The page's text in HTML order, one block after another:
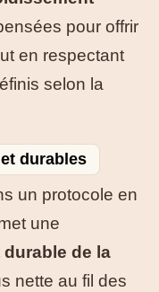
pour offrir
en respectant
selon la
durables
un protocole en
une
de la
nette au fil des